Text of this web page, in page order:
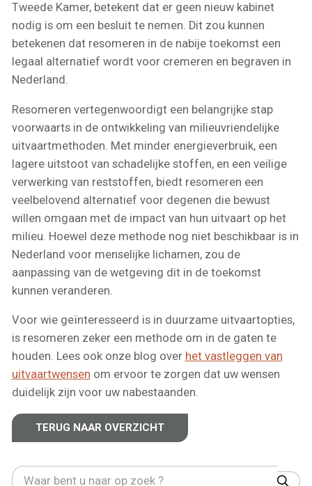
Tweede Kamer, betekent dat er geen nieuw kabinet
nodig is om een besluit te nemen. Dit zou kunnen
betekenen dat resomeren in de nabije toekomst een
legaal alternatief wordt voor cremeren en begraven in
Nederland.
Resomeren vertegenwoordigt een belangrijke stap
voorwaarts in de ontwikkeling van milieuvriendelijke
uitvaartmethoden. Met minder energieverbruik, een
lagere uitstoot van schadelijke stoffen, en een veilige
verwerking van reststoffen, biedt resomeren een
veelbelovend alternatief voor degenen die bewust
willen omgaan met de impact van hun uitvaart op het
milieu. Hoewel deze methode nog niet beschikbaar is in
Nederland voor menselijke lichamen, zou de
aanpassing van de wetgeving dit in de toekomst
kunnen veranderen.
Voor wie geïnteresseerd is in duurzame uitvaartopties,
is resomeren zeker een methode om in de gaten te
houden. Lees ook onze blog over het vastleggen van
uitvaartwensen om ervoor te zorgen dat uw wensen
duidelijk zijn voor uw nabestaanden.
TERUG NAAR OVERZICHT